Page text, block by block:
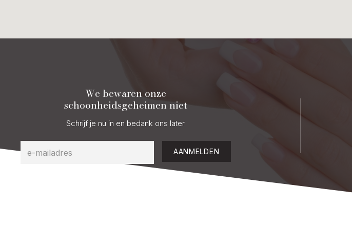
We bewaren onze
schoonheidsgeheimen niet
Schrijf je nu in en bedank ons later
AANMELDEN